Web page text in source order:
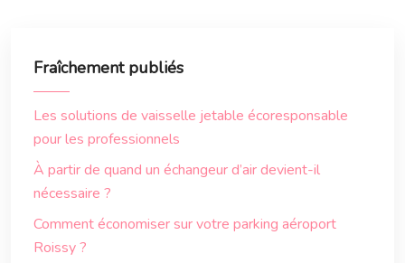
Fraîchement publiés
Les solutions de vaisselle jetable écoresponsable
pour les professionnels
À partir de quand un échangeur d’air devient-il
nécessaire ?
Comment économiser sur votre parking aéroport
Roissy ?